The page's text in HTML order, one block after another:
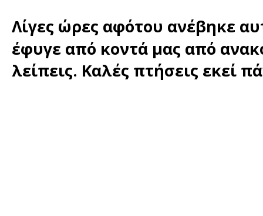
Λίγες ώρες αφότου ανέβηκε
έφυγε από κοντά μας από
λείπεις. Καλές πτήσεις εκεί